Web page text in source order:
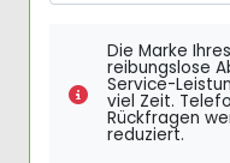
Die Marke
reibungslose
Service-
viel Zeit.
Rückfragen
reduziert.